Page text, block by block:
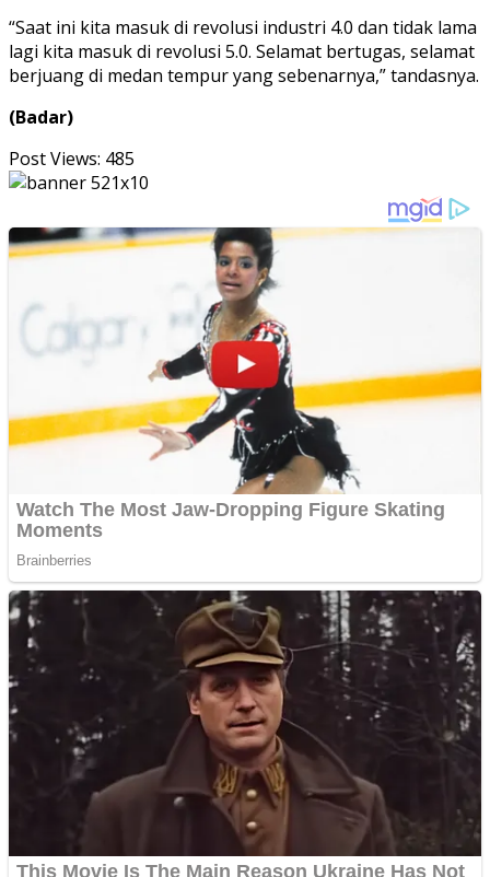
“Saat ini kita masuk di revolusi industri 4.0 dan tidak lama
lagi kita masuk di revolusi 5.0. Selamat bertugas, selamat
berjuang di medan tempur yang sebenarnya,” tandasnya.
(Badar)
Post Views: 485